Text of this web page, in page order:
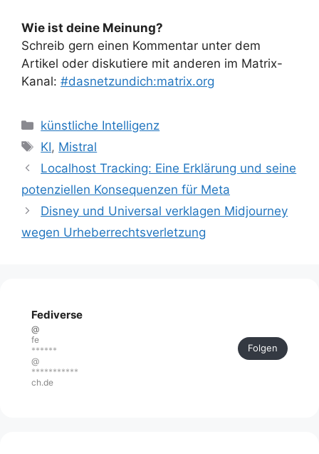
Wie ist deine Meinung?
Schreib gern einen Kommentar unter dem
Artikel oder diskutiere mit anderen im Matrix-
Kanal: #dasnetzundich:matrix.org
Kategorien
künstliche Intelligenz
Schlagwörter
KI, Mistral
Localhost Tracking: Eine Erklärung und seine
potenziellen Konsequenzen für Meta
Disney und Universal verklagen Midjourney
wegen Urheberrechtsverletzung
Fediverse
@
fe
******
@
***********
ch.de
Folgen